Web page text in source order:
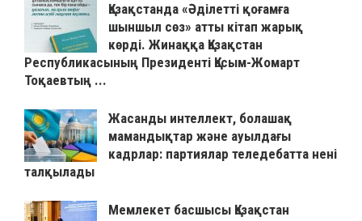
Қазақстанда «Әділетті қоғамға
шыншыл сөз» атты кітап жарық
көрді. Жинаққа Қазақстан
Республикасының Президенті Қасым-Жомарт
Тоқаевтың ...
Жасанды интеллект, болашақ
мамандықтар және ауылдағы
кадрлар: партиялар теледебатта нені
талқылады
Мемлекет басшысы Қазақстан